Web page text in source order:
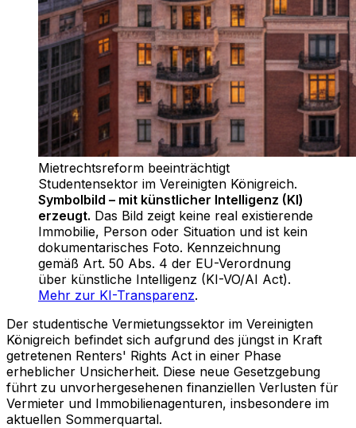
Mietrechtsreform beeinträchtigt
Studentensektor im Vereinigten Königreich.
Symbolbild – mit künstlicher Intelligenz (KI)
erzeugt. Das Bild zeigt keine real existierende
Immobilie, Person oder Situation und ist kein
dokumentarisches Foto. Kennzeichnung
gemäß Art. 50 Abs. 4 der EU-Verordnung
über künstliche Intelligenz (KI-VO/AI Act).
Mehr zur KI-Transparenz.
Der studentische Vermietungssektor im Vereinigten
Königreich befindet sich aufgrund des jüngst in Kraft
getretenen Renters' Rights Act in einer Phase
erheblicher Unsicherheit. Diese neue Gesetzgebung
führt zu unvorhergesehenen finanziellen Verlusten für
Vermieter und Immobilienagenturen, insbesondere im
aktuellen Sommerquartal.